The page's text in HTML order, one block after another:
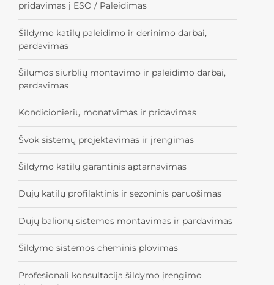
pridavimas į ESO / Paleidimas
Šildymo katilų paleidimo ir derinimo darbai,
pardavimas
Šilumos siurblių montavimo ir paleidimo darbai,
pardavimas
Kondicionierių monatvimas ir pridavimas
Švok sistemų projektavimas ir įrengimas
Šildymo katilų garantinis aptarnavimas
Dujų katilų profilaktinis ir sezoninis paruošimas
Dujų balionų sistemos montavimas ir pardavimas
Šildymo sistemos cheminis plovimas
Profesionali konsultacija šildymo įrengimo